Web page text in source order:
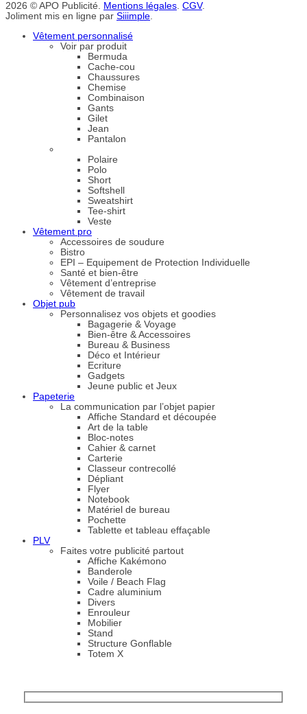
2026 © APO Publicité. Mentions légales. CGV.
Joliment mis en ligne par Siiimple.
Vêtement personnalisé
Voir par produit
Bermuda
Cache-cou
Chaussures
Chemise
Combinaison
Gants
Gilet
Jean
Pantalon
Polaire
Polo
Short
Softshell
Sweatshirt
Tee-shirt
Veste
Vêtement pro
Accessoires de soudure
Bistro
EPI – Equipement de Protection Individuelle
Santé et bien-être
Vêtement d’entreprise
Vêtement de travail
Objet pub
Personnalisez vos objets et goodies
Bagagerie & Voyage
Bien-être & Accessoires
Bureau & Business
Déco et Intérieur
Ecriture
Gadgets
Jeune public et Jeux
Papeterie
La communication par l’objet papier
Affiche Standard et découpée
Art de la table
Bloc-notes
Cahier & carnet
Carterie
Classeur contrecollé
Dépliant
Flyer
Notebook
Matériel de bureau
Pochette
Tablette et tableau effaçable
PLV
Faites votre publicité partout
Affiche Kakémono
Banderole
Voile / Beach Flag
Cadre aluminium
Divers
Enrouleur
Mobilier
Stand
Structure Gonflable
Totem X